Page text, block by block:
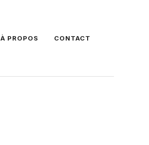
À PROPOS CONTACT